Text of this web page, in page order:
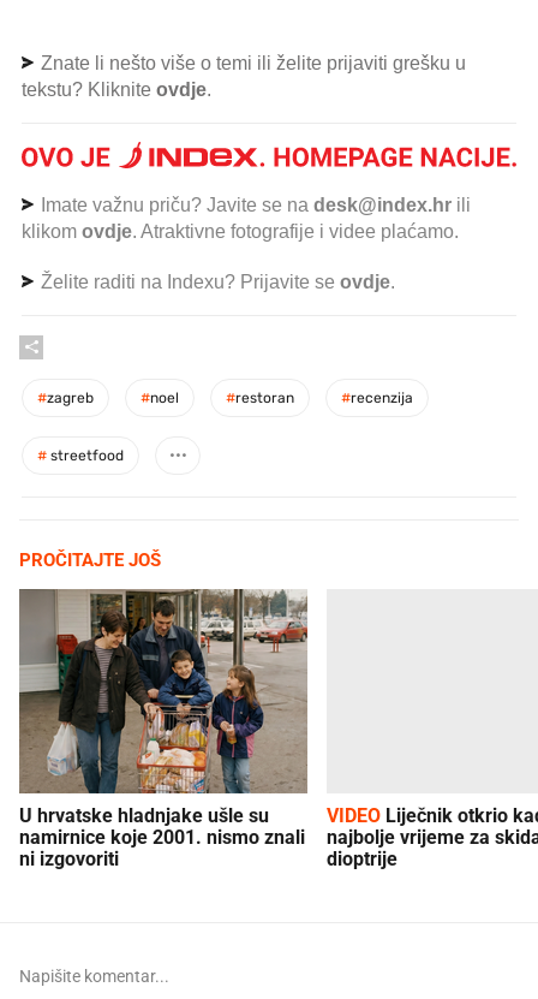
Znate li nešto više o temi ili želite prijaviti grešku u
tekstu? Kliknite ovdje.
Imate važnu priču? Javite se na desk@index.hr ili
klikom ovdje. Atraktivne fotografije i videe plaćamo.
Želite raditi na Indexu? Prijavite se ovdje.
#zagreb #noel #restoran #recenzija
# streetfood
PROČITAJTE JOŠ
U hrvatske hladnjake ušle su
namirnice koje 2001. nismo znali
ni izgovoriti
VIDEO
najbolje vrijeme za
dioptrije